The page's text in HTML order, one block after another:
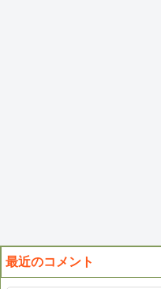
最近のコメント